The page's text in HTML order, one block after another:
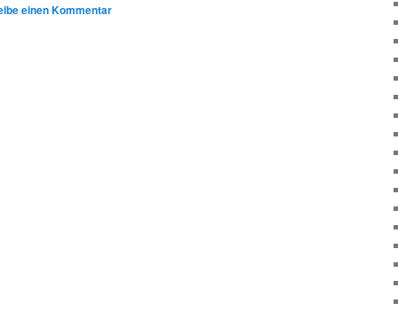
einen Kommentar